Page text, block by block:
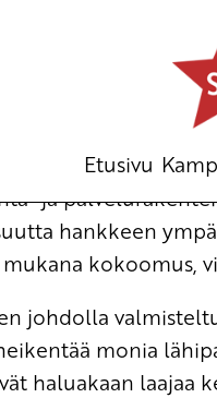
Etusivu
palveluja ja
ja
hankkeen
kokoomus,
johdolla
monia
haluakaan laajaa